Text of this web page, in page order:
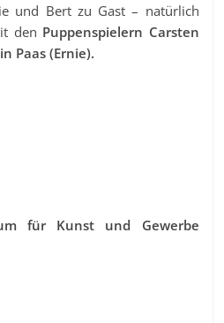
und Bert zu Gast – natürlich
den Puppenspielern Carsten
Paas (Ernie).
für Kunst und Gewerbe